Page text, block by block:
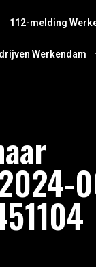
112-melding
Werkendam